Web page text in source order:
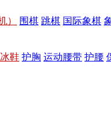
） 围棋 跳棋 国际象棋
鞋 护胸 运动腰带 护腰